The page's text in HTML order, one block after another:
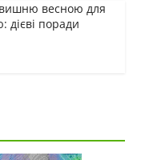
весною для
дієві поради